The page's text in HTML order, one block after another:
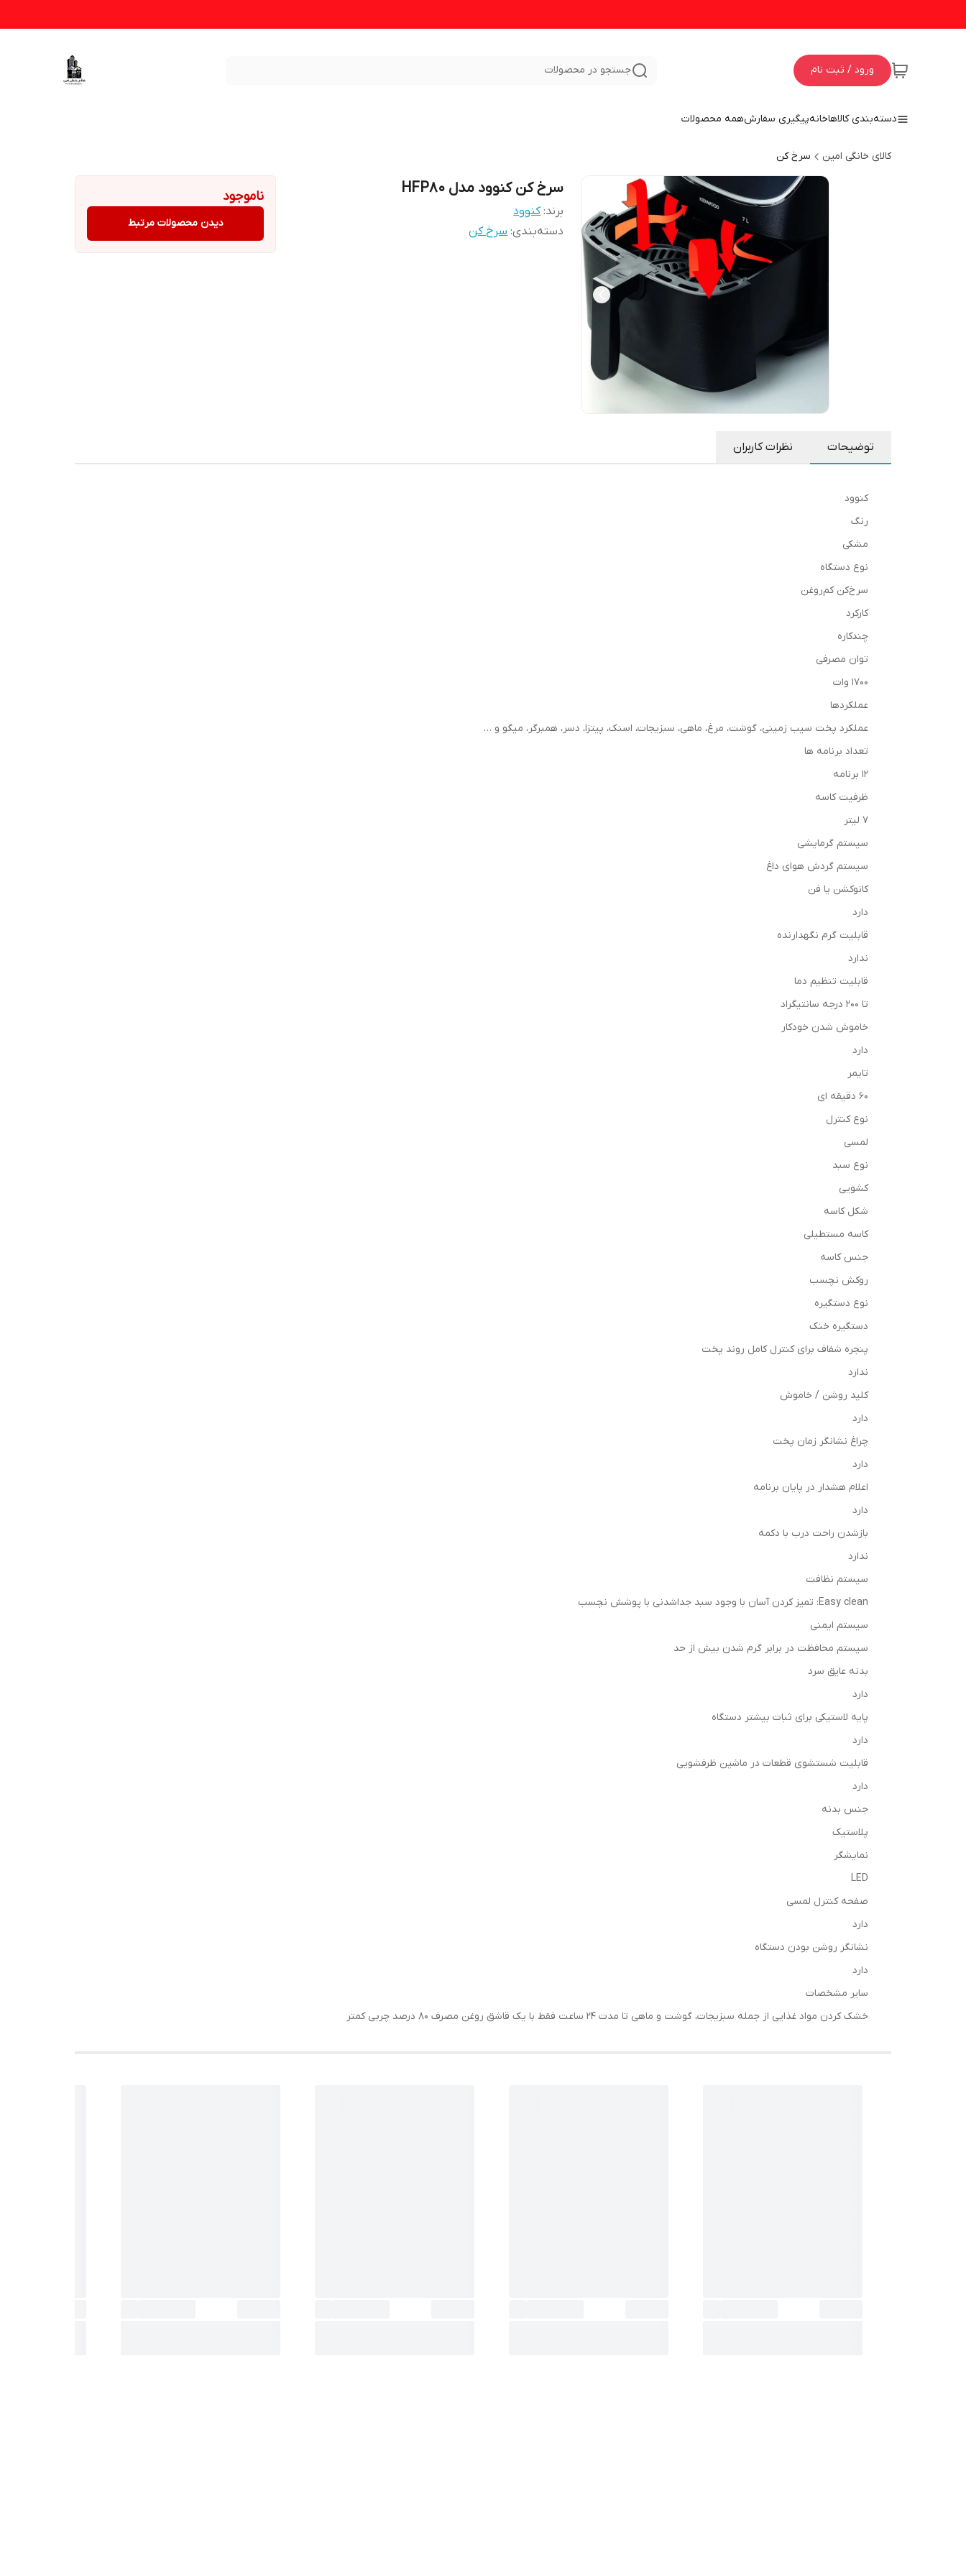
ورود / ثبت نام جستجو در محصولات
دسته‌بندی کالاهاخانهپیگیری سفارشهمه محصولات
کالای خانگی امین سرخ کن
سرخ کن کنوود مدل HFP80
برند: کنوود
دسته‌بندی:سرخ کن
ناموجود
دیدن محصولات مرتبط
توضیحات نظرات کاربران
کنوود
رنگ
مشکی
نوع دستگاه
سرخ‌کن کم‌‌روغن
کارکرد
چندکاره
توان مصرفی
۱۷۰۰ وات
عملکردها
عملکرد پخت سیب زمینی، گوشت، مرغ، ماهی، سبزیجات، اسنک، پیتزا، دسر، همبرگر، میگو و …
تعداد برنامه ها
۱۲ برنامه
ظرفیت کاسه
۷ لیتر
سیستم گرمایشی
سیستم گردش هوای داغ
کانوکشن یا فن
دارد
قابلیت گرم نگهدارنده
ندارد
قابلیت تنظیم دما
تا ۲۰۰ درجه سانتیگراد
خاموش شدن خودکار
دارد
تایمر
۶۰ دقیقه ای
نوع کنترل
لمسی
نوع سبد
کشویی
شکل کاسه
کاسه مستطیلی
جنس کاسه
روکش نچسب
نوع دستگیره
دستگیره خنک
پنجره شفاف برای کنترل کامل روند پخت
ندارد
کلید روشن / خاموش
دارد
چراغ نشانگر زمان پخت
دارد
اعلام هشدار در پایان برنامه
دارد
بازشدن راحت درب با دکمه
ندارد
سیستم نظافت
Easy clean: تمیز کردن آسان با وجود سبد جداشدنی با پوشش نچسب
سیستم ایمنی
سیستم محافظت در برابر گرم شدن بیش از حد
بدنه عایق سرد
دارد
پایه لاستیکی برای ثبات بیشتر دستگاه
دارد
قابلیت شستشوی قطعات در ماشین ظرفشویی
دارد
جنس بدنه
پلاستیک
نمایشگر
LED
صفحه کنترل لمسی
دارد
نشانگر روشن بودن دستگاه
دارد
سایر مشخصات
خشک کردن مواد غذایی از جمله سبزیجات، گوشت و ماهی تا مدت ۲۴ ساعت فقط با یک قاشق روغن مصرف ۸۰ درصد چربی کمتر